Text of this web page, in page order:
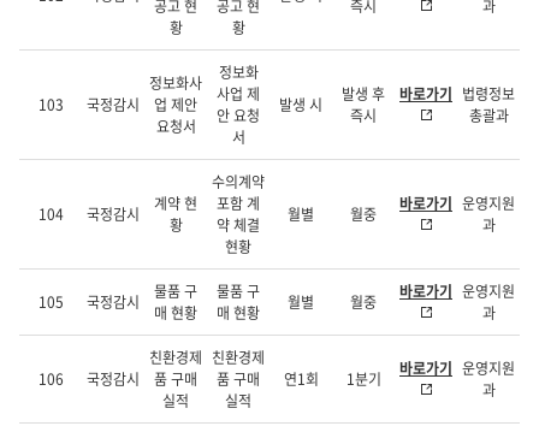
공고 현
황
공고 현
황
즉시 과
103 국정감시
정보화사
업 제안
요청서
정보화
사업 제
안 요청
서
발생 시
발생 후
즉시
바로가기 법령정보
총괄과
104 국정감시
계약 현
황
수의계약
포함 계
약 체결
현황
월별 월중 바로가기 운영지원
과
105 국정감시
물품 구
매 현황
물품 구
매 현황
월별 월중 바로가기 운영지원
과
106 국정감시
친환경제
품 구매
실적
친환경제
품 구매
실적
연1회 1분기 바로가기 운영지원
과